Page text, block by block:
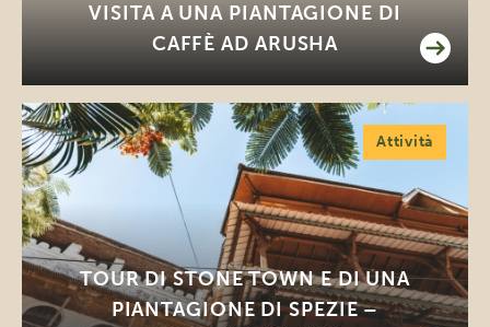
VISITA A UNA PIANTAGIONE DI
CAFFÈ AD ARUSHA
Attività
TOUR DI STONE TOWN E DI UNA
PIANTAGIONE DI SPEZIE –